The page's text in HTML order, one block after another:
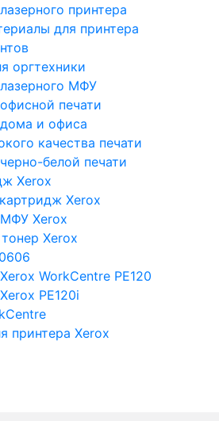
принтера
для принтера
оргтехники
МФУ
печати
и офиса
качества печати
белой печати
Xerox
Xerox
Xerox
Xerox
WorkCentre PE120
PE120i
принтера Xerox